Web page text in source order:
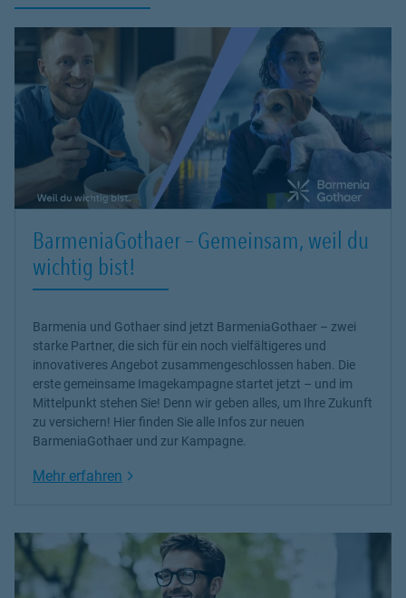
BarmeniaGothaer – Gemeinsam, weil du
wichtig bist!
Barmenia und Gothaer sind jetzt BarmeniaGothaer – zwei
starke Partner, die sich für ein noch vielfältigeres und
innovativeres Angebot zusammengeschlossen haben. Die
erste gemeinsame Imagekampagne startet jetzt – und im
Mittelpunkt stehen Sie! Denn wir geben alles, um Ihre Zukunft
zu versichern! Hier finden Sie alle Infos zur neuen
BarmeniaGothaer und zur Kampagne.
Mehr erfahren Link Opens in New Tab